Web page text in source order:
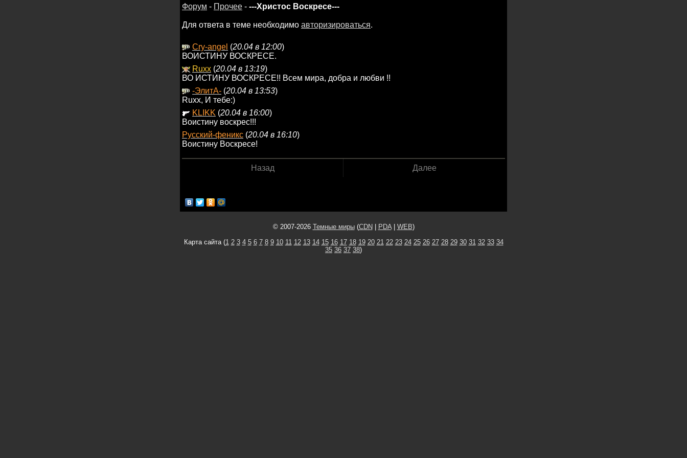
Форум - Прочее - ---Христос Воскресе---
Для ответа в теме необходимо авторизироваться.
Cry-angel (20.04 в 12:00)
ВОИСТИНУ ВОСКРЕСЕ.
Ruxx (20.04 в 13:19)
ВО ИСТИНУ ВОСКРЕСЕ!! Всем мира, добра и любви !!
-ЭлитА- (20.04 в 13:53)
Ruxx, И тебе:)
KLIKK (20.04 в 16:00)
Воистину воскрес!!!
Русский-феникс (20.04 в 16:10)
Воистину Воскресе!
Назад Далее
© 2007-2026 Темные миры(CDN PDA| WEB)
Карта сайта (1 2 3 4 5 6 7 8 9 10 11 12 13 14 15 16 17 18 19 20 21 22 23 24 25 26 27 28 29 30 31 32 33 34
35 36 37 38)